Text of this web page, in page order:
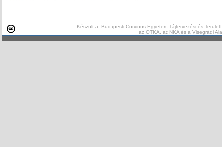
Készült a Budapesti Corvinus Egyetem Tájtervezési és
az OTKA, az NKA és a Visegrádi